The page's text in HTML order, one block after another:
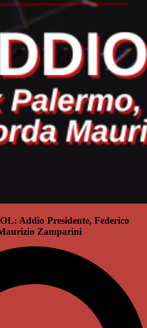
Addio Presidente, Federico
Zamparini